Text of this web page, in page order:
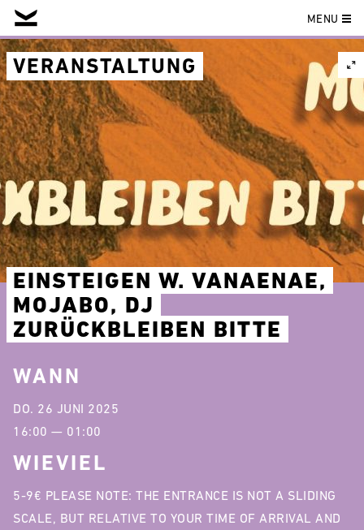
Skip
to
content
MENU
VERANSTALTUNG
EINSTEIGEN W. VANAENAE,
MOJABO, DJ
ZURÜCKBLEIBEN BITTE
WANN
DO. 26 JUNI 2025
16:00 — 01:00
WIEVIEL
5-9€ PLEASE NOTE: THE ENTRANCE IS NOT A SLIDING
SCALE, BUT RELATIVE TO YOUR TIME OF ARRIVAL AND